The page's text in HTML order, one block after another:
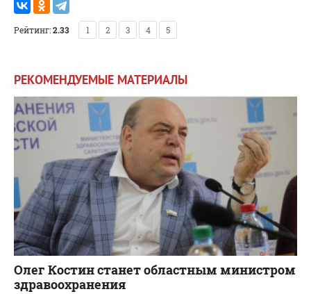
Рейтинг:2.33 1 2 3 4 5
РЕКОМЕНДУЕМЫЕ МАТЕРИАЛЫ
Олег Костин станет областным министром
здравоохранения